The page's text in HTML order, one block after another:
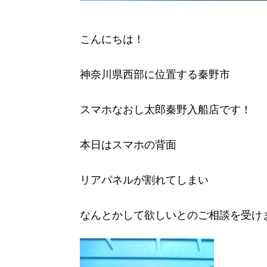
こんにちは！
神奈川県西部に位置する秦野市
スマホなおし太郎秦野入船店です！
本日はスマホの背面
リアパネルが割れてしまい
なんとかして欲しいとのご相談を受け